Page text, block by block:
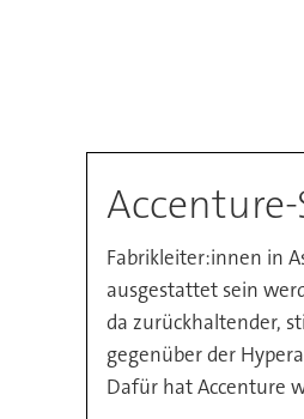
Fabrikleiter:innen in
ausgestattet sein
da zurückhaltender,
gegenüber der
Dafür hat Accenture